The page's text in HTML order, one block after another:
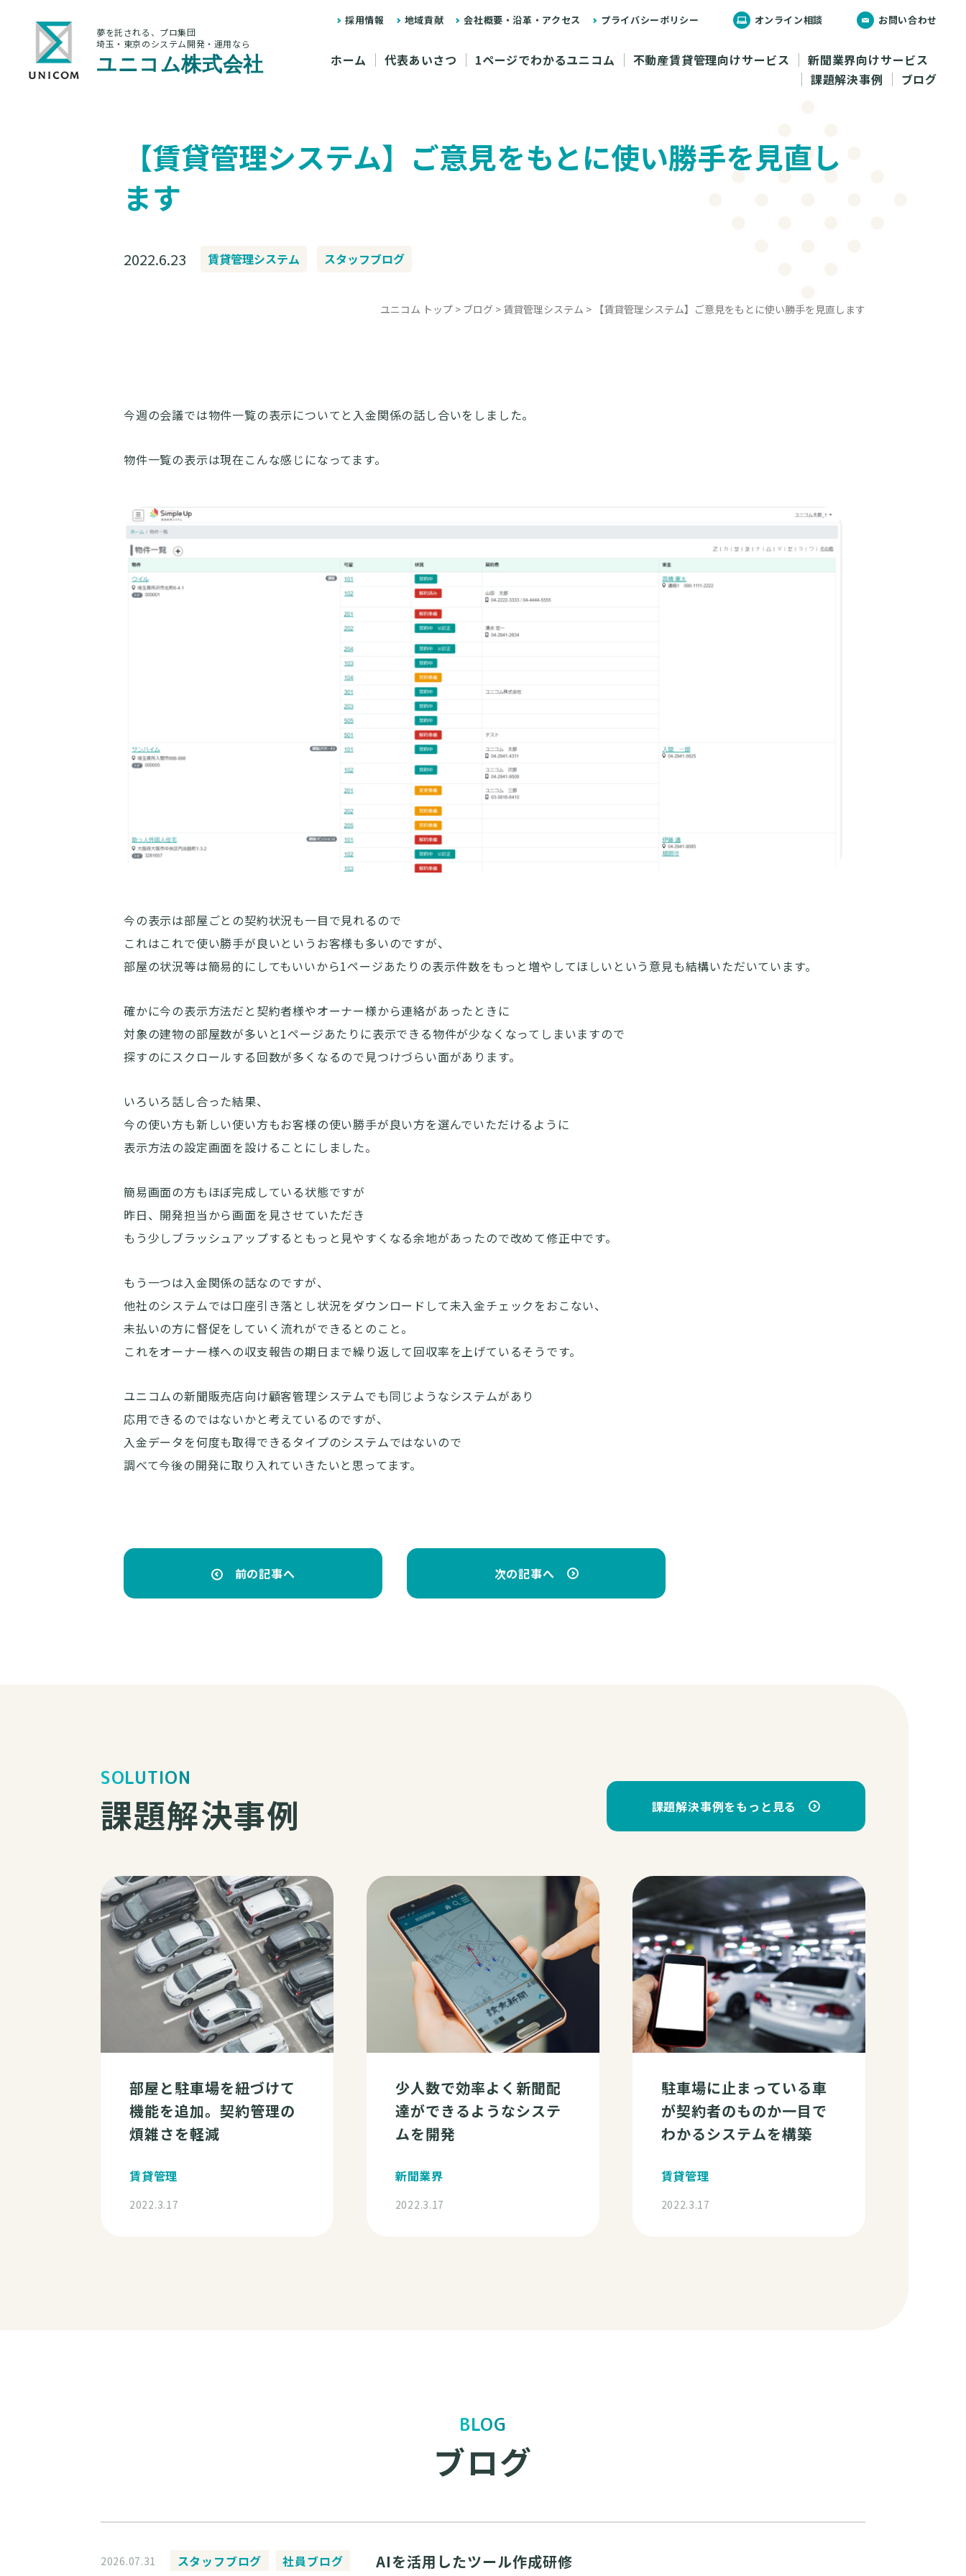
夢を託される、プロ集団
埼玉・東京のシステム開発・運用なら
ユニコム株式会社
採用情報 地域貢献 会社概要・沿革・アクセス プライバシーポリシー オンライン相談 お問い合わせ
ホーム 代表あいさつ 1ページでわかるユニコム 不動産賃貸管理向けサービス
新聞業界向けサービス
課題解決事例
ブログ
【賃貸管理システム】ご意見をもとに使い勝手を見直し
ます
2022.6.23 賃貸管理システム スタッフブログ
ユニコム トップ > ブログ > 賃貸管理システム > 【賃貸管理システム】ご意見をもとに使い勝手を見直します
今週の会議では物件一覧の表示についてと入金関係の話し合いをしました。
物件一覧の表示は現在こんな感じになってます。
今の表示は部屋ごとの契約状況も一目で見れるので
これはこれで使い勝手が良いというお客様も多いのですが、
部屋の状況等は簡易的にしてもいいから1ページあたりの表示件数をもっと増やしてほしいという意見も結構いただいています。
確かに今の表示方法だと契約者様やオーナー様から連絡があったときに
対象の建物の部屋数が多いと1ページあたりに表示できる物件が少なくなってしまいますので
探すのにスクロールする回数が多くなるので見つけづらい面があります。
いろいろ話し合った結果、
今の使い方も新しい使い方もお客様の使い勝手が良い方を選んでいただけるように
表示方法の設定画面を設けることにしました。
簡易画面の方もほぼ完成している状態ですが
昨日、開発担当から画面を見させていただき
もう少しブラッシュアップするともっと見やすくなる余地があったので改めて修正中です。
もう一つは入金関係の話なのですが、
他社のシステムでは口座引き落とし状況をダウンロードして未入金チェックをおこない、
未払いの方に督促をしていく流れができるとのこと。
これをオーナー様への収支報告の期日まで繰り返して回収率を上げているそうです。
ユニコムの新聞販売店向け顧客管理システムでも同じようなシステムがあり
応用できるのではないかと考えているのですが、
入金データを何度も取得できるタイプのシステムではないので
調べて今後の開発に取り入れていきたいと思ってます。
前の記事へ 次の記事へ
SOLUTION
課題解決事例
部屋と駐車場を紐づけて
機能を追加。契約管理の
煩雑さを軽減
賃貸管理
2022.3.17
少人数で効率よく新聞配
達ができるようなシステ
ムを開発
新聞業界
2022.3.17
駐車場に止まっている車
が契約者のものか一目で
わかるシステムを構築
賃貸管理
2022.3.17
課題解決事例をもっと見る
BLOG
ブログ
2026.07.31 スタッフブログ 社員ブログ AIを活用したツール作成研修